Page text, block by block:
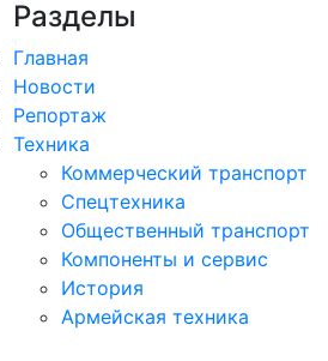
Разделы
Главная
Новости
Репортаж
Техника
Коммерческий транспорт
Спецтехника
Общественный транспорт
Компоненты и сервис
История
Армейская техника